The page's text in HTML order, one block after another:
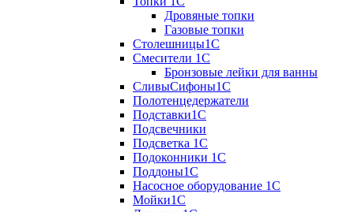
Дровяные топки
Газовые топки
Столешницы1С
Смесители 1С
Бронзовые лейки для ванны
СливыСифоны1С
Полотенцедержатели
Подставки1С
Подсвечники
Подсветка 1С
Подоконники 1С
Поддоны1С
Насосное оборудование 1С
Мойки1С